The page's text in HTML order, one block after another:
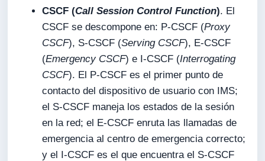
CSCF (Call Session Control Function). El
CSCF se descompone en: P-CSCF (Proxy
CSCF), S-CSCF (Serving CSCF), E-CSCF
(Emergency CSCF) e I-CSCF (Interrogating
CSCF). El P-CSCF es el primer punto de
contacto del dispositivo de usuario con IMS;
el S-CSCF maneja los estados de la sesión
en la red; el E-CSCF enruta las llamadas de
emergencia al centro de emergencia correcto;
y el I-CSCF es el que encuentra el S-CSCF